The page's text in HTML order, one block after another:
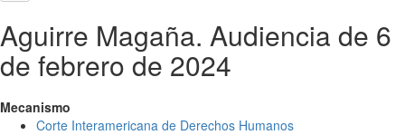
Aguirre Magaña. Audiencia de 6
de febrero de 2024
Mecanismo
Corte Interamericana de Derechos Humanos